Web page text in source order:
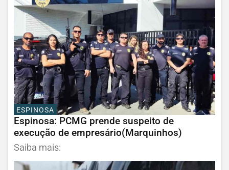
ESPINOSA
Espinosa: PCMG prende suspeito de
execução de empresário(Marquinhos)
Saiba mais: